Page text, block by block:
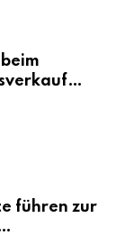
führen zur